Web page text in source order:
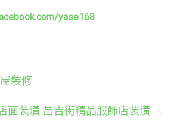
yase168
裝修
面裝潢-昌吉街精品服飾店裝潢 →